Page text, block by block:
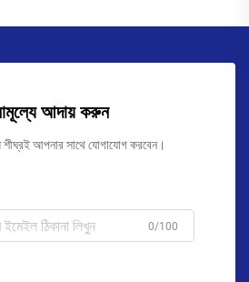
আদায় করুন
শীঘ্রই আপনার সাথে যোগাযোগ করবেন।
0/100